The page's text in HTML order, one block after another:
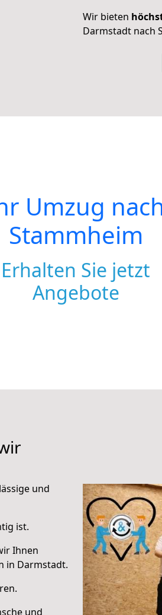
Wir bieten
Darmstadt nach
Umzug
Stammheim
Erhalten Sie jetzt
Angebote
und
ist.
Ihnen
in Darmstadt.
und